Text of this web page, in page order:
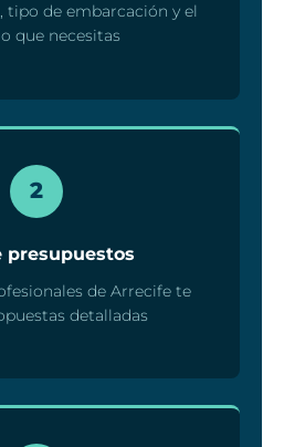
tipo de embarcación y el
que necesitas
2
presupuestos
de Arrecife te
detalladas